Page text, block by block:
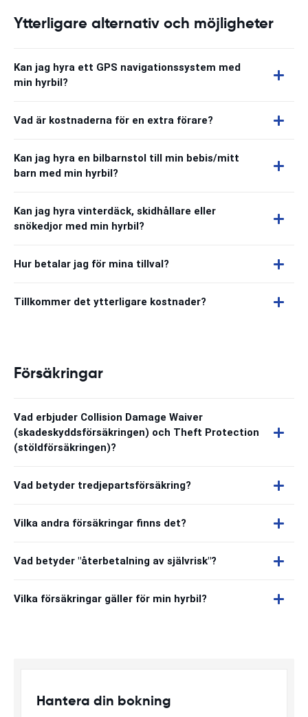
Ytterligare alternativ och möjligheter
Kan jag hyra ett GPS navigationssystem med
min hyrbil?
Vad är kostnaderna för en extra förare?
Kan jag hyra en bilbarnstol till min bebis/mitt
barn med min hyrbil?
Kan jag hyra vinterdäck, skidhållare eller
snökedjor med min hyrbil?
Hur betalar jag för mina tillval?
Tillkommer det ytterligare kostnader?
Försäkringar
Vad erbjuder Collision Damage Waiver
(skadeskyddsförsäkringen) och Theft Protection
(stöldförsäkringen)?
Vad betyder tredjepartsförsäkring?
Vilka andra försäkringar finns det?
Vad betyder "återbetalning av självrisk"?
Vilka försäkringar gäller för min hyrbil?
Hantera din bokning